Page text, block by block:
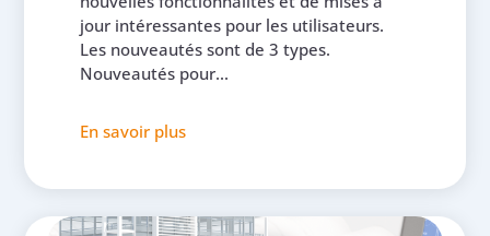
jour intéressantes pour les utilisateurs.
Les nouveautés sont de 3 types.
Nouveautés pour...
En savoir plus